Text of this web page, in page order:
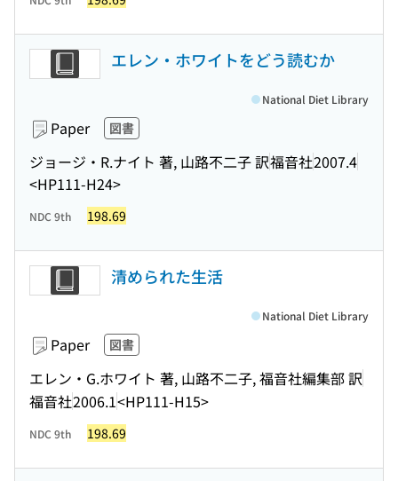
エレン・ホワイトをどう読むか
Paper 図書
ジョージ・R.ナイト 著, 山路不二子 訳福音社2007.4
<HP111-H24>
National Diet Library
NDC 9th 198.69
清められた生活
Paper 図書
エレン・G.ホワイト 著, 山路不二子, 福音社編集部 訳
福音社2006.1<HP111-H15>
National Diet Library
NDC 9th 198.69